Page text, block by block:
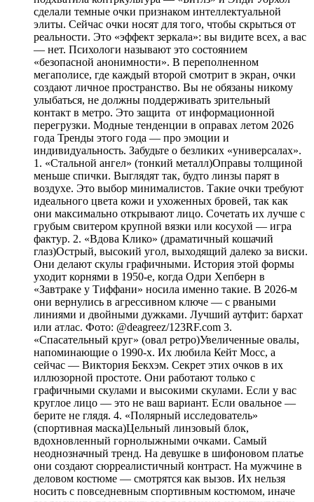
сделали темные очки признаком интеллектуальной
элиты. Сейчас очки носят для того, чтобы скрыться от
реальности. Это «эффект зеркала»: вы видите всех, а вас
— нет. Психологи называют это состоянием
«безопасной анонимности». В переполненном
мегаполисе, где каждый второй смотрит в экран, очки
создают личное пространство. Вы не обязаны никому
улыбаться, не должны поддерживать зрительный
контакт в метро. Это защита от информационной
перегрузки. Модные тенденции в оправах летом 2026
года Тренды этого года — про эмоции и
индивидуальность. Забудьте о безликих «универсалах».
1. «Стальной ангел» (тонкий металл)Оправы толщиной
меньше спички. Выглядят так, будто линзы парят в
воздухе. Это выбор минималистов. Такие очки требуют
идеального цвета кожи и ухоженных бровей, так как
они максимально открывают лицо. Сочетать их лучше с
грубым свитером крупной вязки или косухой — игра
фактур. 2. «Вдова Клико» (драматичный кошачий
глаз)Острый, высокий угол, выходящий далеко за виски.
Они делают скулы графичными. История этой формы
уходит корнями в 1950-е, когда Одри Хепберн в
«Завтраке у Тиффани» носила именно такие. В 2026-м
они вернулись в агрессивном ключе — с рваными
линиями и двойными дужками. Лучший аутфит: бархат
или атлас. Фото: @deagreez/123RF.com 3.
«Спасательный круг» (овал ретро)Увеличенные овалы,
напоминающие о 1990-х. Их любила Кейт Мосс, а
сейчас — Виктория Бекхэм. Секрет этих очков в их
иллюзорной простоте. Они работают только с
графичными скулами и высокими скулами. Если у вас
круглое лицо — это не ваш вариант. Если овальное —
берите не глядя. 4. «Полярный исследователь»
(спортивная маска)Цельный линзовый блок,
вдохновленный горнолыжными очками. Самый
неоднозначный тренд. На девушке в шифоновом платье
они создают сюрреалистичный контраст. На мужчине в
деловом костюме — смотрятся как вызов. Их нельзя
носить с повседневным спортивным костюмом, иначе